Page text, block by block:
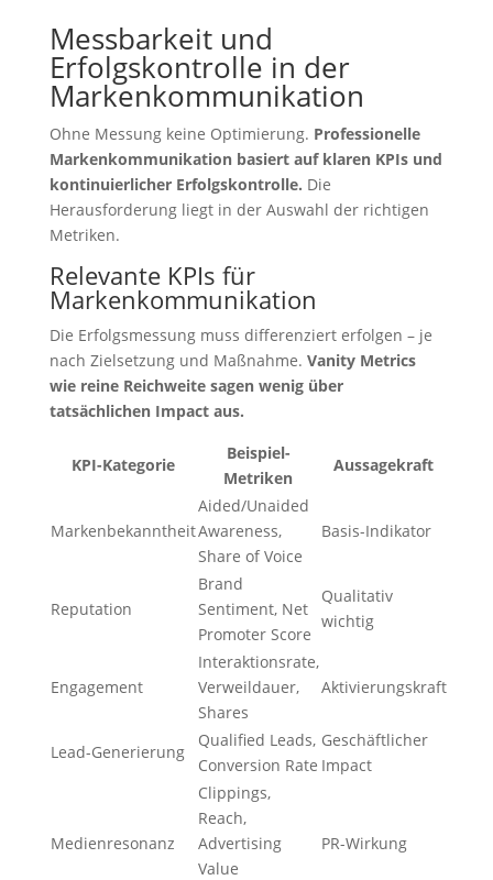
Messbarkeit und
Erfolgskontrolle in der
Markenkommunikation
Ohne Messung keine Optimierung. Professionelle
Markenkommunikation basiert auf klaren KPIs und
kontinuierlicher Erfolgskontrolle. Die
Herausforderung liegt in der Auswahl der richtigen
Metriken.
Relevante KPIs für
Markenkommunikation
Die Erfolgsmessung muss differenziert erfolgen – je
nach Zielsetzung und Maßnahme. Vanity Metrics
wie reine Reichweite sagen wenig über
tatsächlichen Impact aus.
KPI-Kategorie
Beispiel-
Metriken
Aussagekraft
Markenbekanntheit
Aided/Unaided
Awareness,
Share of Voice
Basis-Indikator
Reputation
Brand
Sentiment, Net
Promoter Score
Qualitativ
wichtig
Engagement
Interaktionsrate,
Verweildauer,
Shares
Aktivierungskraft
Lead-Generierung
Qualified Leads,
Conversion Rate
Geschäftlicher
Impact
Medienresonanz
Clippings,
Reach,
Advertising
Value
PR-Wirkung